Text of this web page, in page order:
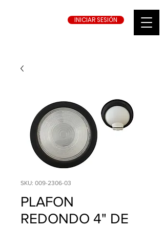
INICIAR SESIÓN
SKU: 009-2306-03
PLAFON
REDONDO 4" DE